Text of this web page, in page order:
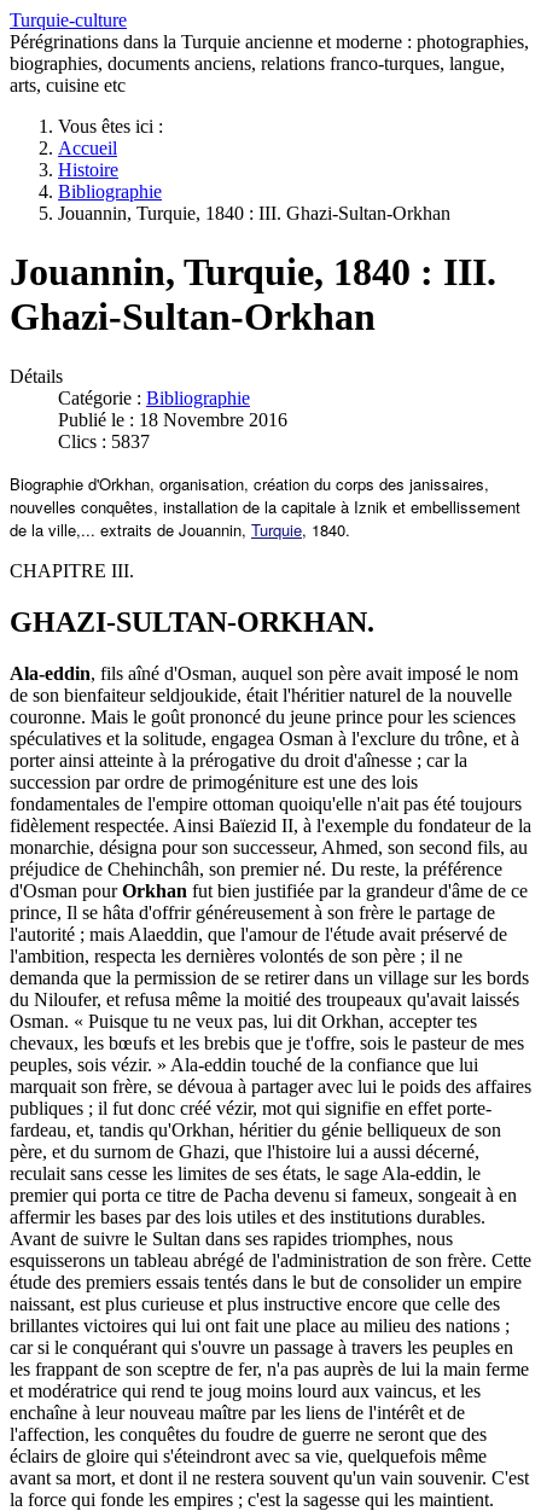
Turquie-culture
Pérégrinations dans la Turquie ancienne et moderne : photographies,
biographies, documents anciens, relations franco-turques, langue,
arts, cuisine etc
Vous êtes ici :
Accueil
Histoire
Bibliographie
Jouannin, Turquie, 1840 : III. Ghazi-Sultan-Orkhan
Jouannin, Turquie, 1840 : III.
Ghazi-Sultan-Orkhan
Détails
Catégorie : Bibliographie
Publié le : 18 Novembre 2016
Clics : 5837
Biographie d'Orkhan, organisation, création du corps des janissaires,
nouvelles conquêtes, installation de la capitale à Iznik et embellissement
de la ville,... extraits de Jouannin, Turquie, 1840.
CHAPITRE III.
GHAZI-SULTAN-ORKHAN.
Ala-eddin, fils aîné d'Osman, auquel son père avait imposé le nom
de son bienfaiteur seldjoukide, était l'héritier naturel de la nouvelle
couronne. Mais le goût prononcé du jeune prince pour les sciences
spéculatives et la solitude, engagea Osman à l'exclure du trône, et à
porter ainsi atteinte à la prérogative du droit d'aînesse ; car la
succession par ordre de primogéniture est une des lois
fondamentales de l'empire ottoman quoiqu'elle n'ait pas été toujours
fidèlement respectée. Ainsi Baïezid II, à l'exemple du fondateur de la
monarchie, désigna pour son successeur, Ahmed, son second fils, au
préjudice de Chehinchâh, son premier né. Du reste, la préférence
d'Osman pourOrkhan fut bien justifiée par la grandeur d'âme de ce
prince, Il se hâta d'offrir généreusement à son frère le partage de
l'autorité ; mais Alaeddin, que l'amour de l'étude avait préservé de
l'ambition, respecta les dernières volontés de son père ; il ne
demanda que la permission de se retirer dans un village sur les bords
du Niloufer, et refusa même la moitié des troupeaux qu'avait laissés
Osman. « Puisque tu ne veux pas, lui dit Orkhan, accepter tes
chevaux, les bœufs et les brebis que je t'offre, sois le pasteur de mes
peuples, sois vézir. » Ala-eddin touché de la confiance que lui
marquait son frère, se dévoua à partager avec lui le poids des affaires
publiques ; il fut donc créé vézir, mot qui signifie en effet porte-
fardeau, et, tandis qu'Orkhan, héritier du génie belliqueux de son
père, et du surnom de Ghazi, que l'histoire lui a aussi décerné,
reculait sans cesse les limites de ses états, le sage Ala-eddin, le
premier qui porta ce titre de Pacha devenu si fameux, songeait à en
affermir les bases par des lois utiles et des institutions durables.
Avant de suivre le Sultan dans ses rapides triomphes, nous
esquisserons un tableau abrégé de l'administration de son frère. Cette
étude des premiers essais tentés dans le but de consolider un empire
naissant, est plus curieuse et plus instructive encore que celle des
brillantes victoires qui lui ont fait une place au milieu des nations ;
car si le conquérant qui s'ouvre un passage à travers les peuples en
les frappant de son sceptre de fer, n'a pas auprès de lui la main ferme
et modératrice qui rend te joug moins lourd aux vaincus, et les
enchaîne à leur nouveau maître par les liens de l'intérêt et de
l'affection, les conquêtes du foudre de guerre ne seront que des
éclairs de gloire qui s'éteindront avec sa vie, quelquefois même
avant sa mort, et dont il ne restera souvent qu'un vain souvenir. C'est
la force qui fonde les empires ; c'est la sagesse qui les maintient.